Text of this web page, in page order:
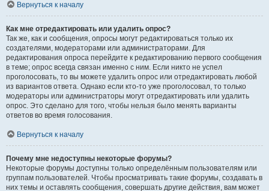
Вернуться к началу
Как мне отредактировать или удалить опрос?
Так же, как и сообщения, опросы могут редактироваться только их
создателями, модераторами или администраторами. Для
редактирования опроса перейдите к редактированию первого сообщения
в теме; опрос всегда связан именно с ним. Если никто не успел
проголосовать, то вы можете удалить опрос или отредактировать любой
из вариантов ответа. Однако если кто-то уже проголосовал, то только
модераторы или администраторы могут отредактировать или удалить
опрос. Это сделано для того, чтобы нельзя было менять варианты
ответов во время голосования.
Вернуться к началу
Почему мне недоступны некоторые форумы?
Некоторые форумы доступны только определённым пользователям или
группам пользователей. Чтобы просматривать такие форумы, создавать в
них темы и оставлять сообщения, совершать другие действия, вам может